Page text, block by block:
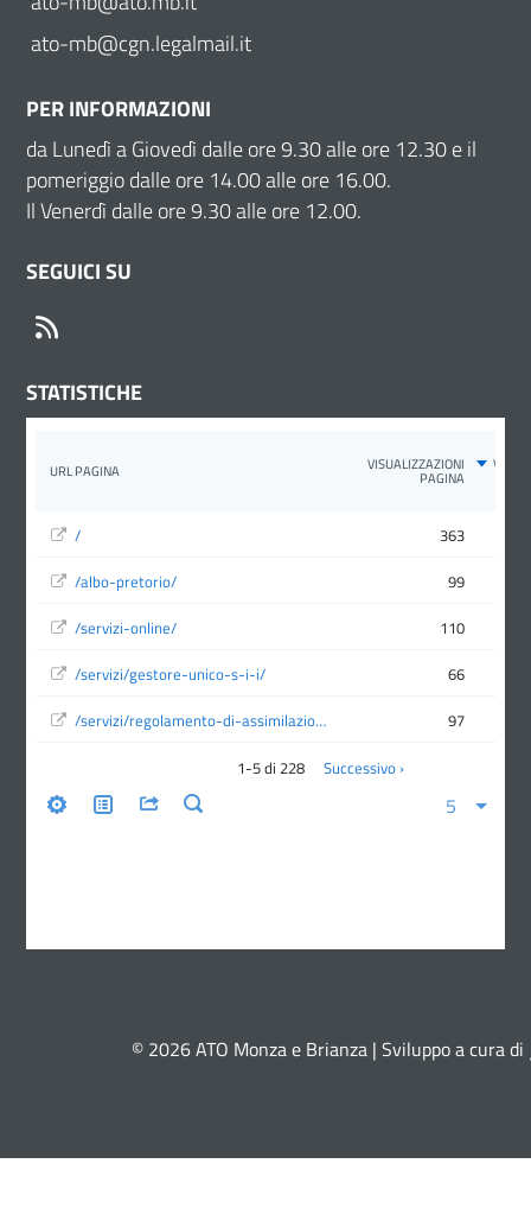
ato-mb@cgn.legalmail.it
PER INFORMAZIONI
da Lunedì a Giovedì dalle ore 9.30 alle ore 12.30 e il
pomeriggio dalle ore 14.00 alle ore 16.00.
Il Venerdì dalle ore 9.30 alle ore 12.00.
SEGUICI SU
STATISTICHE
© 2026 ATO Monza e Brianza | Sviluppo a cura di